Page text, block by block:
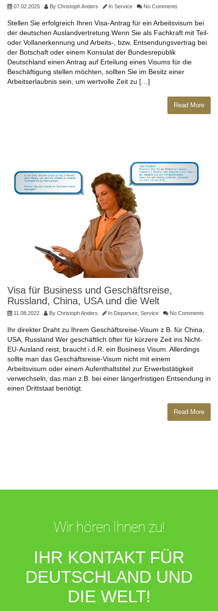
07.02.2025 By Christoph Anders In Service No Comments
Stellen Sie erfolgreich Ihren Visa-Antrag für ein Arbeitsvisum bei
der deutschen Auslandvertretung Wenn Sie als Fachkraft mit Teil-
oder Vollanerkennung und Arbeits-, bzw. Entsendungsvertrag bei
der Botschaft oder einem Konsulat der Bundesrepublik
Deutschland einen Antrag auf Erteilung eines Visums für die
Beschäftigung stellen möchten, sollten Sie im Besitz einer
Arbeitserlaubnis sein, um wertvolle Zeit zu […]
Read More
Visa für Business und Geschäftsreise,
Russland, China, USA und die Welt
11.08.2022 By Christoph Anders In Departure Service No Comments
Ihr direkter Draht zu Ihrem Geschäftsreise-Visum z.B. für China,
USA, Russland Wer geschäftlich öfter für kürzere Zeit ins Nicht-
EU-Ausland reist, braucht i.d.R. ein Business Visum. Allerdings
sollte man das Geschäftsreise-Visum nicht mit einem
Arbeitsvisum oder einem Aufenthaltstitel zur Erwerbstätigkeit
verwechseln, das man z.B. bei einer längerfristigen Entsendung in
einen Drittstaat benötigt.
Read More
Wir hören Ihnen zu!
IHR KONTAKT FÜR
DEUTSCHLAND UND
DIE WELT!